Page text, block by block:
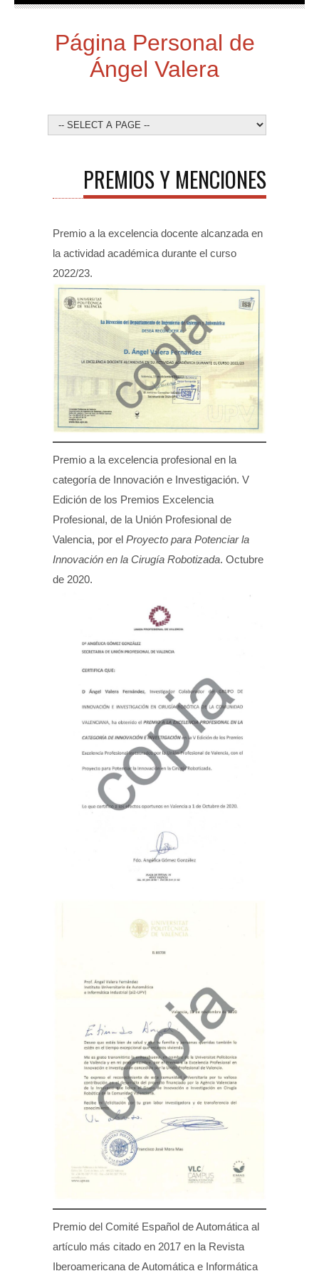
Página Personal de
Ángel Valera
PREMIOS Y MENCIONES
Premio a la excelencia docente alcanzada en
la actividad académica durante el curso
2022/23.
Premio a la excelencia profesional en la
categoría de Innovación e Investigación. V
Edición de los Premios Excelencia
Profesional, de la Unión Profesional de
Valencia, por el Proyecto para Potenciar la
Innovación en la Cirugía Robotizada. Octubre
de 2020.
Premio del Comité Español de Automática al
artículo más citado en 2017 en la Revista
Iberoamericana de Automática e Informática